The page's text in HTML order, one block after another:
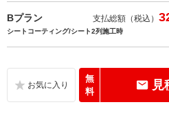
Bプラン 支払総額（税込）
シートコーティング/シート2列施工時
無
料
見